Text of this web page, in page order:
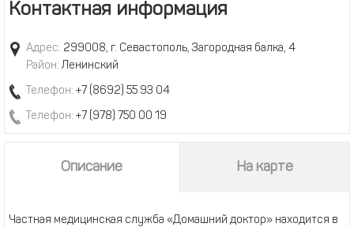
Контактная информация
Адрес: 299008, г. Севастополь, Загородная балка, 4
Район: Ленинский
Телефон: +7 (8692) 55 93 04
Телефон: +7 (978) 750 00 19
Описание На карте
Частная медицинская служба «Домашний доктор» находится в